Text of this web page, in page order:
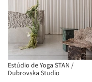
Estúdio de Yoga STAN /
Dubrovska Studio